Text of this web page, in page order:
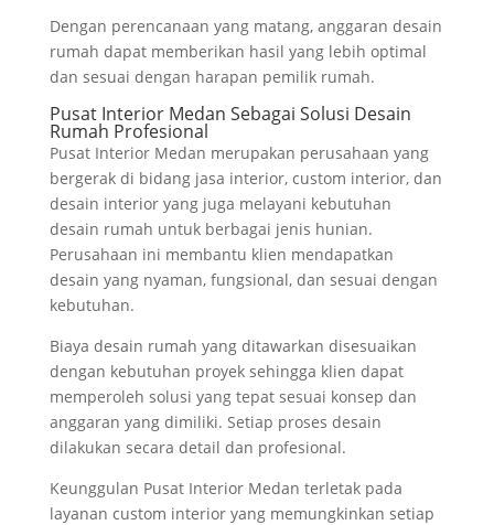
Dengan perencanaan yang matang, anggaran desain
rumah dapat memberikan hasil yang lebih optimal
dan sesuai dengan harapan pemilik rumah.
Pusat Interior Medan Sebagai Solusi Desain
Rumah Profesional
Pusat Interior Medan merupakan perusahaan yang
bergerak di bidang jasa interior, custom interior, dan
desain interior yang juga melayani kebutuhan
desain rumah untuk berbagai jenis hunian.
Perusahaan ini membantu klien mendapatkan
desain yang nyaman, fungsional, dan sesuai dengan
kebutuhan.
Biaya desain rumah yang ditawarkan disesuaikan
dengan kebutuhan proyek sehingga klien dapat
memperoleh solusi yang tepat sesuai konsep dan
anggaran yang dimiliki. Setiap proses desain
dilakukan secara detail dan profesional.
Keunggulan Pusat Interior Medan terletak pada
layanan custom interior yang memungkinkan setiap